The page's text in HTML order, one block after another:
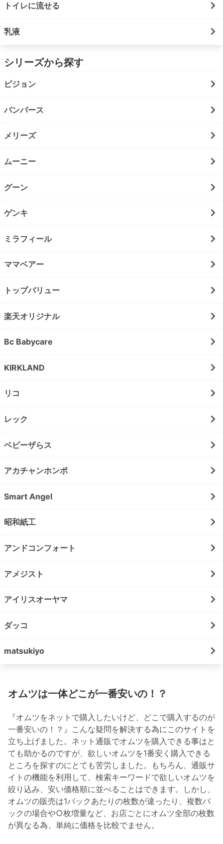
トイレに流せる
乳液
シリーズから探す
ピジョン
パンパース
メリーズ
ムーニー
グーン
ゲンキ
ミラフィール
ママベアー
トップバリュー
楽天オリジナル
Bc Babycare
KIRKLAND
リコ
レック
ベビーザらス
アカチャンホンポ
Smart Angel
昭和紙工
アンドコンフォート
アメジスト
アイリスオーヤマ
ダッコ
matsukiyo
オムツは一体どこが一番安いの！？
『オムツをネットで購入したいけど、どこで購入するのが
一番安いの！？』こんな疑問を解決する為にこのサイトを
立ち上げました。ネット通販でオムツを購入できる事はと
ても助かるのですが、欲しいオムツを1番安く購入できる
ところを探すのにとても苦労しました。もちろん、通販サ
イトの機能を利用して、検索キーワードで欲しいオムツを
絞り込み、安い価格順に並べることはできます。しかし、
オムツの販売は1パックあたりの枚数が違ったり、複数パ
ックの場合や○枚増量など、お店ごとにオムツ全部の枚数
が異なる為、単純に価格を比較でません。